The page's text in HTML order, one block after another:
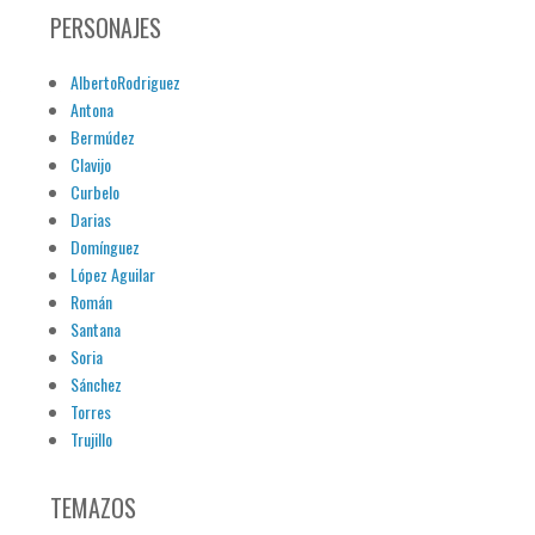
PERSONAJES
AlbertoRodriguez
Antona
Bermúdez
Clavijo
Curbelo
Darias
Domínguez
López Aguilar
Román
Santana
Soria
Sánchez
Torres
Trujillo
TEMAZOS